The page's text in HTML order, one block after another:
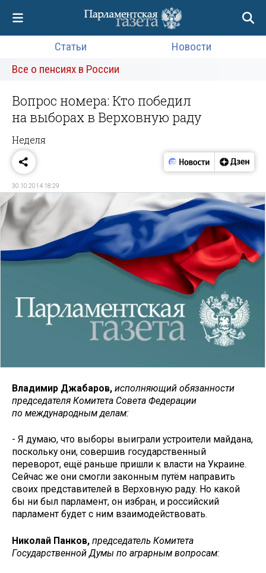
Статьи
Новости
Все о пенсиях в России
Вопрос номера: Кто победил
на выборах в Верховную раду
Неделя
30.10.2014 18:29
Владимир Джабаров, исполняющий обязанности
председателя Комитета Совета Федерации
по международным делам:
- Я думаю, что выборы выиграли устроители майдана,
поскольку они, совершив государственный
переворот, ещё раньше пришли к власти на Украине.
Сейчас же они смогли законным путём направить
своих представителей в Верховную раду. Но какой
бы ни был парламент, он избран, и российский
парламент будет с ним взаимодействовать.
Николай Панков, председатель Комитета
Государственной Думы по аграрным вопросам: